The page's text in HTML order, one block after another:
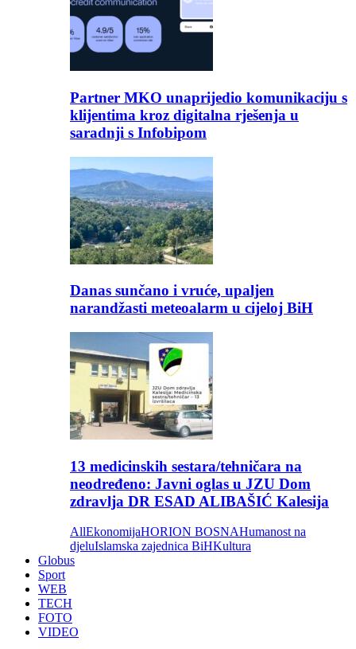
Partner MKO unaprijedio komunikaciju s
klijentima kroz digitalna rješenja u
saradnji s Infobipom
Danas sunčano i vruće, upaljen
narandžasti meteoalarm u cijeloj BiH
13 medicinskih sestara/tehničara na
neodređeno: Javni oglas u JZU Dom
zdravlja DR ESAD ALIBAŠIĆ Kalesija
AllEkonomijaHORION BOSNAHumanost na
djeluIslamska zajednica BiHKultura
Globus
Sport
WEB
TECH
FOTO
VIDEO